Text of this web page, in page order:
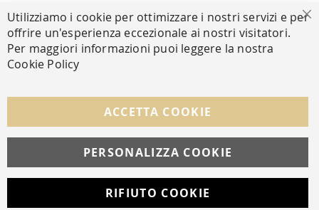
Facebook Instagram Whatsapp
© Copyright MAV Arreda s.r.l. | P.IVA IT05919160969
Via Galileo Galilei, 14 | Milano
Utilizziamo i cookie per ottimizzare i nostri servizi e per
offrire un'esperienza eccezionale ai nostri visitatori.
Per maggiori informazioni puoi leggere la nostra
Cookie Policy
ACCETTA COOKIE
PERSONALIZZA COOKIE
RIFIUTO COOKIE